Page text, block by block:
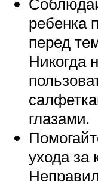
ребенка
перед
Никогда
глазами.
ухода за